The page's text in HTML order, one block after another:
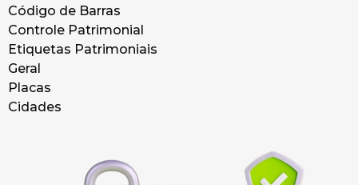
Código de Barras
Controle Patrimonial
Etiquetas Patrimoniais
Geral
Placas
Cidades